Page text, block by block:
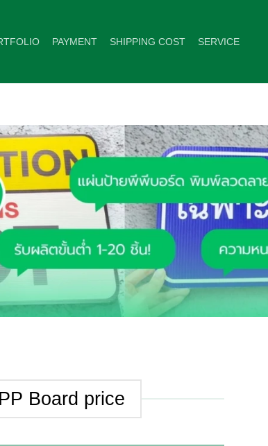
PAYMENT SHIPPING COST SERVICE
Board price